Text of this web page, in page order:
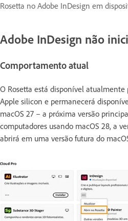
Rosetta no Adobe InDesign em
Adobe InDesign não
Comportamento atual
O Rosetta está disponível
Apple silicon e permanecerá
macOS 27 – a próxima versão
computadores usando macOS 28, a
abrirá em uma versão futura do